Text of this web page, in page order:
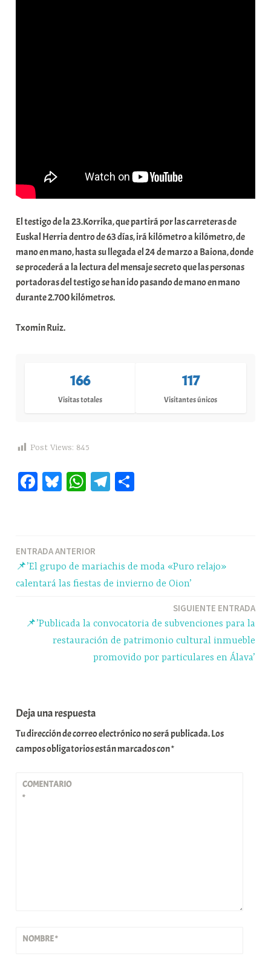
El testigo de la 23.Korrika, que partirá por las carreteras de
Euskal Herria dentro de 63 días, irá kilómetro a kilómetro, de
mano en mano, hasta su llegada el 24 de marzo a Baiona, donde
se procederá a la lectura del mensaje secreto que las personas
portadoras del testigo se han ido pasando de mano en mano
durante 2.700 kilómetros.
Txomin Ruiz.
166
Visitas totales
117
Visitantes únicos
Post Views: 845
Fa Bl W
pp
Te
m rti
r
Navegación
de
ENTRADA ANTERIOR
📌’El grupo de mariachis de moda «Puro relajo»
calentará las fiestas de invierno de Oion’
SIGUIENTE ENTRADA
📌’Publicada la convocatoria de subvenciones para la
restauración de patrimonio cultural inmueble
promovido por particulares en Álava’
Deja una respuesta
Tu dirección de correo electrónico no será publicada.Los
campos obligatorios están marcados con*
COMENTARIO
*
NOMBRE*